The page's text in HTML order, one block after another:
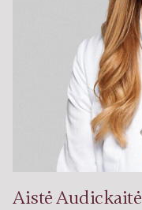
Aistė Audickaitė